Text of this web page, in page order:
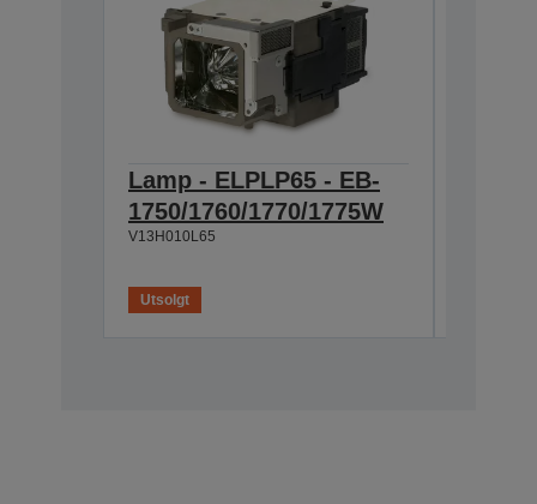
Lamp - ELPLP65 - EB-
1750/1760/1770/1775W
V13H010L65
Utsolgt